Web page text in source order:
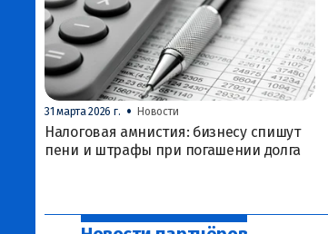
31 марта 2026 г. • Новости
Налоговая амнистия: бизнесу спишут
пени и штрафы при погашении долга